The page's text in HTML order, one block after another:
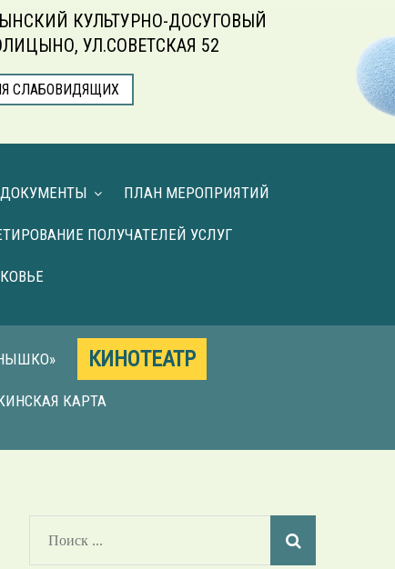
КУЛЬТУРНО-ДОСУГОВЫЙ
УЛ.СОВЕТСКАЯ 52
СЛАБОВИДЯЩИХ
ДОКУМЕНТЫ ПЛАН МЕРОПРИЯТИЙ
ПОЛУЧАТЕЛЕЙ УСЛУГ
КИНОТЕАТР
КАРТА